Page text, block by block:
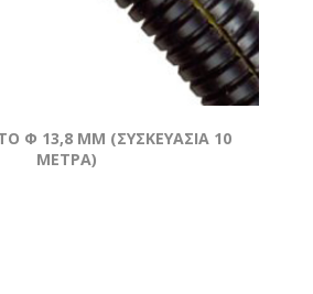
Φ 13,8 MM (ΣΥΣΚΕΥΑΣΙΑ 10
ΜΕΤΡΑ)